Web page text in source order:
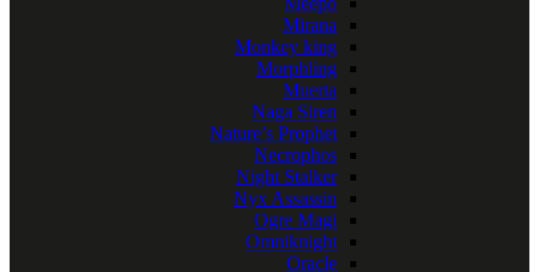
Mirana
Monkey king
Morphling
Muerta
Naga Siren
Nature’s Prophet
Necrophos
Night Stalker
Nyx Assassin
Ogre Magi
Omniknight
Oracle